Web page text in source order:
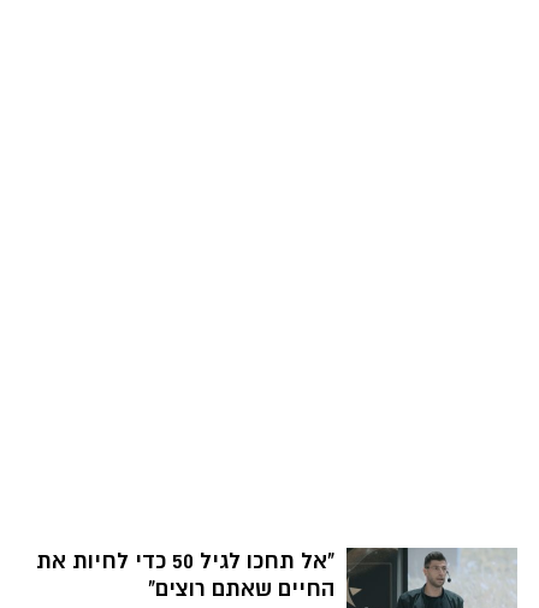
"אל תחכו לגיל 50 כדי לחיות את
החיים שאתם רוצים"